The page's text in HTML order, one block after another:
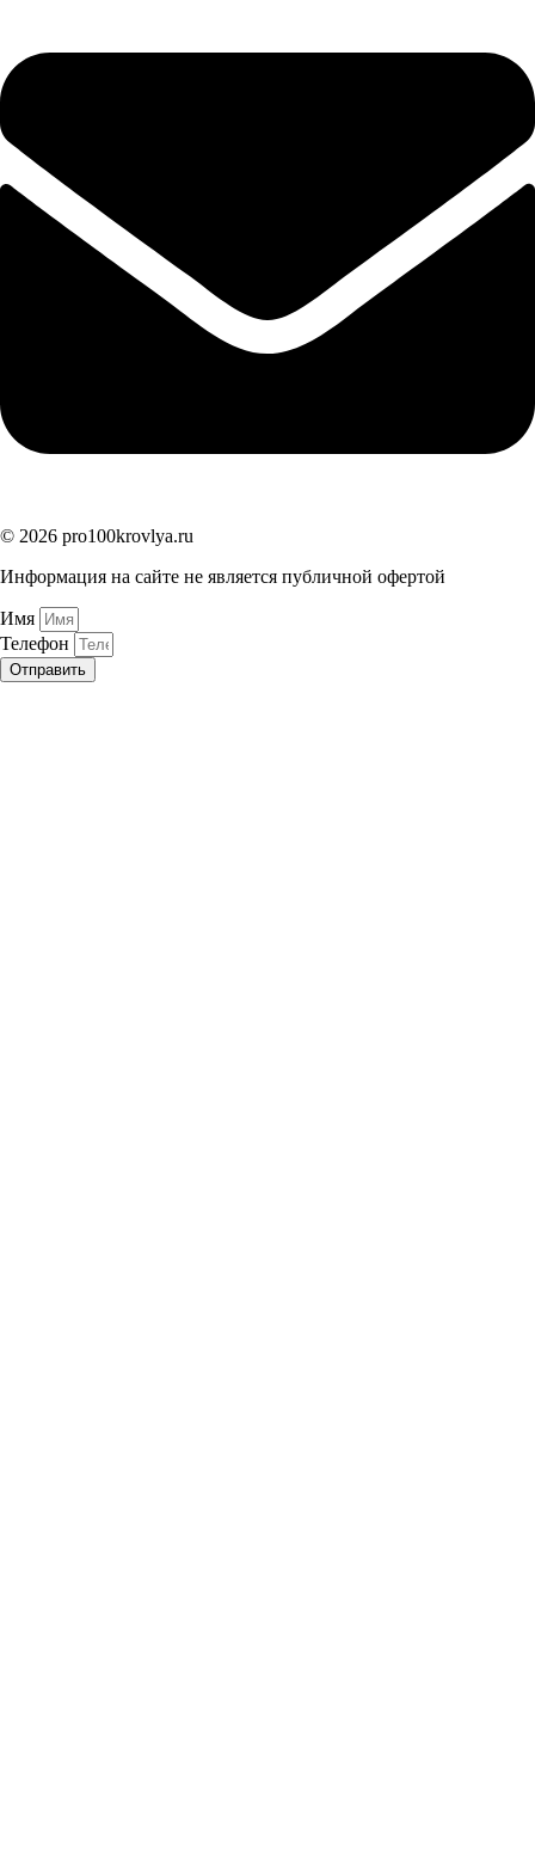
© 2026 pro100krovlya.ru
Информация на сайте не является публичной офертой
Имя
Телефон
Отправить